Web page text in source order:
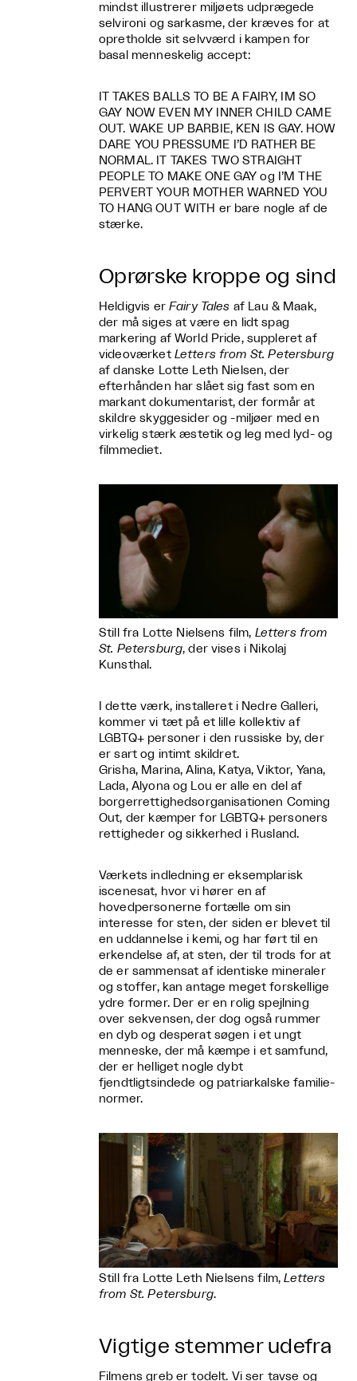
mindst illustrerer miljøets udprægede
selvironi og sarkasme, der kræves for at
opretholde sit selvværd i kampen for
basal menneskelig accept:
IT TAKES BALLS TO BE A FAIRY, IM SO
GAY NOW EVEN MY INNER CHILD CAME
OUT. WAKE UP BARBIE, KEN IS GAY. HOW
DARE YOU PRESSUME I’D RATHER BE
NORMAL. IT TAKES TWO STRAIGHT
PEOPLE TO MAKE ONE GAY og I’M THE
PERVERT YOUR MOTHER WARNED YOU
TO HANG OUT WITH er bare nogle af de
stærke.
Oprørske kroppe og sind
Heldigvis er Fairy Tales af Lau & Maak,
der må siges at være en lidt spag
markering af World Pride, suppleret af
videoværketLetters from St. Petersburg
af danske Lotte Leth Nielsen, der
efterhånden har slået sig fast som en
markant dokumentarist, der formår at
skildre skyggesider og -miljøer med en
virkelig stærk æstetik og leg med lyd- og
filmmediet.
Still fra Lotte Nielsens film, Letters from
St. Petersburg, der vises i Nikolaj
Kunsthal.
I dette værk, installeret i Nedre Galleri,
kommer vi tæt på et lille kollektiv af
LGBTQ+ personer i den russiske by, der
er sart og intimt skildret.
Grisha, Marina, Alina, Katya, Viktor, Yana,
Lada, Alyona og Lou er alle en del af
borgerrettighedsorganisationen Coming
Out, der kæmper for LGBTQ+ personers
rettigheder og sikkerhed i Rusland.
Værkets indledning er eksemplarisk
iscenesat, hvor vi hører en af
hovedpersonerne fortælle om sin
interesse for sten, der siden er blevet til
en uddannelse i kemi, og har ført til en
erkendelse af, at sten, der til trods for at
de er sammensat af identiske mineraler
og stoffer, kan antage meget forskellige
ydre former. Der er en rolig spejlning
over sekvensen, der dog også rummer
en dyb og desperat søgen i et ungt
menneske, der må kæmpe i et samfund,
der er helliget nogle dybt
fjendtligtsindede og patriarkalske familie-
normer.
Still fra Lotte Leth Nielsens film,Letters
from St. Petersburg.
Vigtige stemmer udefra
Filmens greb er todelt. Vi ser tavse og